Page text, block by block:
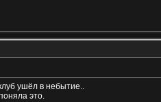
ушёл в небытие..
это.